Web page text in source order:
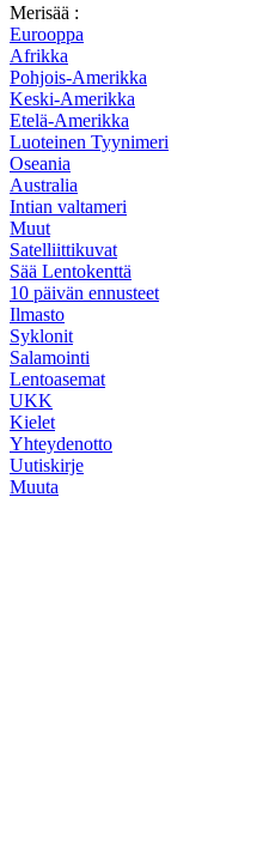
Merisää :
Eurooppa
Afrikka
Pohjois-Amerikka
Keski-Amerikka
Etelä-Amerikka
Luoteinen Tyynimeri
Oseania
Australia
Intian valtameri
Muut
Satelliittikuvat
Sää Lentokenttä
10 päivän ennusteet
Ilmasto
Syklonit
Salamointi
Lentoasemat
UKK
Kielet
Yhteydenotto
Uutiskirje
Muuta